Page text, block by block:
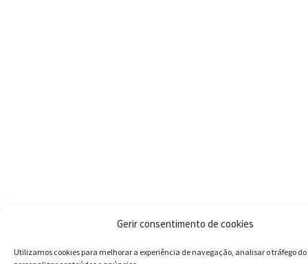
Gerir consentimento de cookies
Utilizamos cookies para melhorar a experiência de navegação, analisar o tráfego do